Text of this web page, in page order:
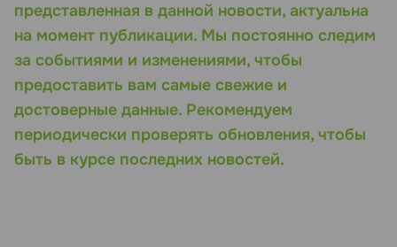
представленная в данной новости, актуальна
на момент публикации. Мы постоянно следим
за событиями и изменениями, чтобы
предоставить вам самые свежие и
достоверные данные. Рекомендуем
периодически проверять обновления, чтобы
быть в курсе последних новостей.